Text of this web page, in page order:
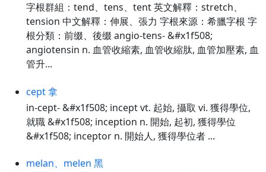
字根群組：tend、tens、tent 英文解釋：stretch、
tension 中文解釋：伸展、張力 字根來源：希臘字根 字
根分類：前缀、後缀 angio-tens- &#x1f508;
angiotensin n. 血管收縮素, 血管收縮肽, 血管加壓素, 血
管升...
cept 拿
in-cept- &#x1f508; incept vt. 起始, 攝取 vi. 獲得學位,
就職 &#x1f508; inception n. 開始, 起初, 獲得學位
&#x1f508; inceptor n. 開始人, 獲得學位者 ...
melan、melen 黑